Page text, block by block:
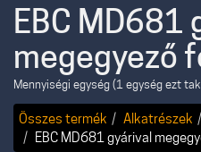
EBC MD681
megegyező
Mennyiségi egység (1 egység ezt
Összes termék Alkatrészek
EBC MD681 gyárival